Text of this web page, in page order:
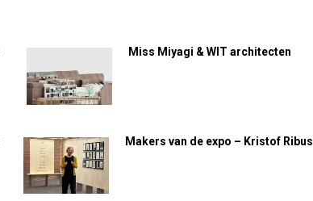
Miss Miyagi & WIT architecten
Makers van de expo – Kristof Ribus